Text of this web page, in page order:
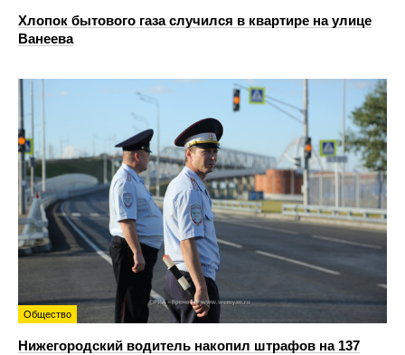
Хлопок бытового газа случился в квартире на улице
Ванеева
Общество
Нижегородский водитель накопил штрафов на 137